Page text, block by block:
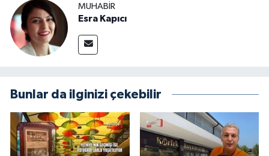
MUHABİR
Esra Kapıcı
Bunlar da ilginizi çekebilir